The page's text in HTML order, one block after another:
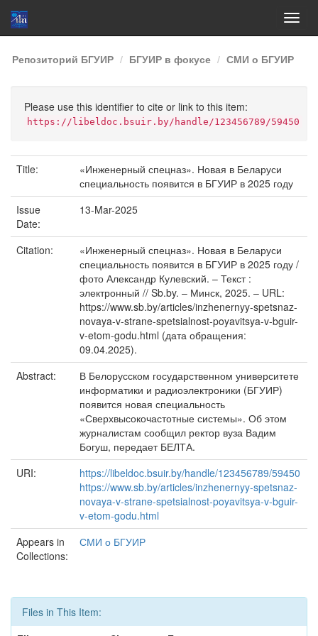
Skip
navigation
Репозиторий БГУИР БГУИР в фокусе СМИ о БГУИР
Please use this identifier to cite or link to this item:
https://libeldoc.bsuir.by/handle/123456789/59450
Title:
«Инженерный спецназ». Новая в Беларуси
специальность появится в БГУИР в 2025 году
Issue
Date:
13-Mar-2025
Citation:
«Инженерный спецназ». Новая в Беларуси
специальность появится в БГУИР в 2025 году /
фото Александр Кулевский. – Текст :
электронный // Sb.by. – Минск, 2025. – URL:
https://www.sb.by/articles/inzhenernyy-spetsnaz-
novaya-v-strane-spetsialnost-poyavitsya-v-bguir-
v-etom-godu.html (дата обращения:
09.04.2025).
Abstract:
В Белорусском государственном университете
информатики и радиоэлектроники (БГУИР)
появится новая специальность
«Сверхвысокочастотные системы». Об этом
журналистам сообщил ректор вуза Вадим
Богуш, передает БЕЛТА.
URI:
https://libeldoc.bsuir.by/handle/123456789/59450
https://www.sb.by/articles/inzhenernyy-spetsnaz-
novaya-v-strane-spetsialnost-poyavitsya-v-bguir-
v-etom-godu.html
Appears in
Collections:
СМИ о БГУИР
Files in This Item: